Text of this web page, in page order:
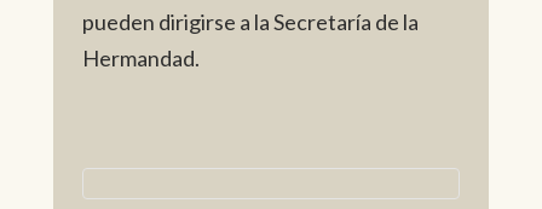
pueden dirigirse a la Secretaría de la
Hermandad.